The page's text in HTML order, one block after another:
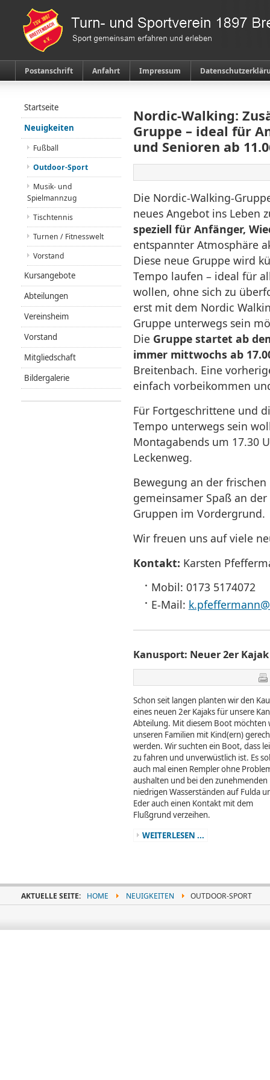
Postanschrift Anfahrt Impressum
Nordic-Walking:
Gruppe – ideal für
und Senioren ab
Die Nordic-Walking-
neues Angebot ins Leben
speziell für Anfänger,
entspannter Atmosphäre
Diese neue Gruppe wird
Tempo laufen – ideal für
wollen, ohne sich zu
erst mit dem Nordic
Gruppe unterwegs sein
Die Gruppe startet ab
immer mittwochs ab
Breitenbach. Eine
einfach vorbeikommen
Für Fortgeschrittene und
Tempo unterwegs sein
Montagabends um 17.30
Leckenweg.
Bewegung an der
gemeinsamer Spaß an
Gruppen im Vordergrund.
Wir freuen uns auf viele
Kontakt: Karsten
Mobil: 0173 5174072
E-Mail:
Kanusport: Neuer 2er Kajak
Schon seit langen planten wir den
eines neuen 2er Kajaks für unsere
Abteilung. Mit diesem Boot möchten
unseren Familien mit Kind(ern)
werden. Wir suchten ein Boot, dass
zu fahren und unverwüstlich ist. Es
auch mal einen Rempler ohne
aushalten und bei den zunehmenden
niedrigen Wasserständen auf Fulda
Eder auch einen Kontakt mit dem
Flußgrund verzeihen.
WEITERLESEN ...
Startseite
Neuigkeiten
Fußball
Outdoor-Sport
Musik- und
Spielmannzug
Tischtennis
Turnen / Fitnesswelt
Vorstand
Kursangebote
Abteilungen
Vereinsheim
Vorstand
Mitgliedschaft
Bildergalerie
AKTUELLE SEITE: HOME NEUIGKEITEN OUTDOOR-SPORT